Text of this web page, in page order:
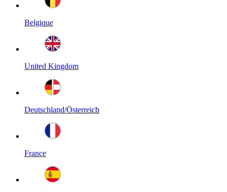
Belgique
United Kingdom
Deutschland/Österreich
France